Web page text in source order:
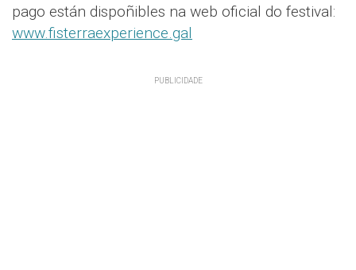
pago están dispoñibles na web oficial do festival:
www.fisterraexperience.gal